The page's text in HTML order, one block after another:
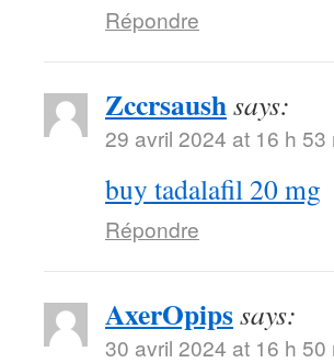
Répondre
Zccrsaushsays:
29 avril 2024 at 16 h 53
buy tadalafil 20 mg
Répondre
AxerOpipssays:
30 avril 2024 at 16 h 50